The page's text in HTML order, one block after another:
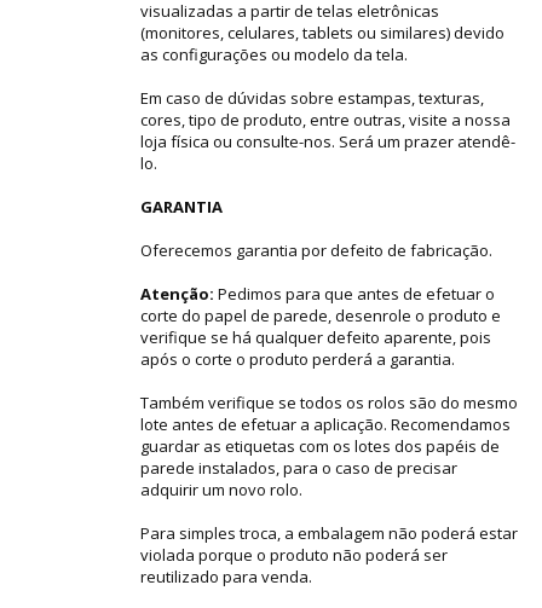
visualizadas a partir de telas eletrônicas
(monitores, celulares, tablets ou similares) devido
as configurações ou modelo da tela.
Em caso de dúvidas sobre estampas, texturas,
cores, tipo de produto, entre outras, visite a nossa
loja física ou consulte-nos. Será um prazer atendê-
lo.
GARANTIA
Oferecemos garantia por defeito de fabricação.
Atenção: Pedimos para que antes de efetuar o
corte do papel de parede, desenrole o produto e
verifique se há qualquer defeito aparente, pois
após o corte o produto perderá a garantia.
Também verifique se todos os rolos são do mesmo
lote antes de efetuar a aplicação. Recomendamos
guardar as etiquetas com os lotes dos papéis de
parede instalados, para o caso de precisar
adquirir um novo rolo.
Para simples troca, a embalagem não poderá estar
violada porque o produto não poderá ser
reutilizado para venda.